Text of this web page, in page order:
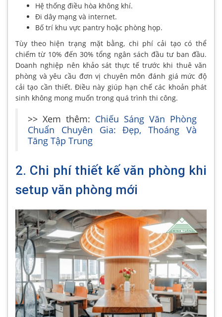
Hệ thống điều hòa không khí.
Đi dây mạng và internet.
Bố trí khu vực pantry hoặc phòng họp.
Tùy theo hiện trạng mặt bằng, chi phí cải tạo có thể
chiếm từ 10% đến 30% tổng ngân sách đầu tư ban đầu.
Doanh nghiệp nên khảo sát thực tế trước khi thuê văn
phòng và yêu cầu đơn vị chuyên môn đánh giá mức độ
cải tạo cần thiết. Điều này giúp hạn chế các khoản phát
sinh không mong muốn trong quá trình thi công.
>> Xem thêm: Chiếu Sáng Văn Phòng
Chuẩn Chuyên Gia: Đẹp, Thoáng Và
Tăng Tập Trung
2. Chi phí thiết kế văn phòng khi
setup văn phòng mới